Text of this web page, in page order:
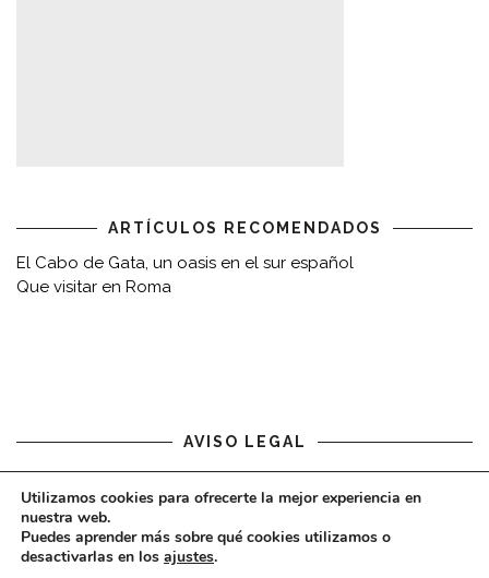
ARTÍCULOS RECOMENDADOS
El Cabo de Gata, un oasis en el sur español
Que visitar en Roma
AVISO LEGAL
Aviso legal
Utilizamos cookies para ofrecerte la mejor experiencia en
nuestra web.
Puedes aprender más sobre qué cookies utilizamos o
desactivarlas en los ajustes.